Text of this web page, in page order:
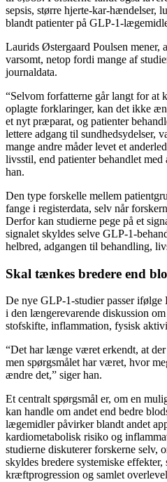
sepsis, større hjerte-kar-hændelser,
blandt patienter på GLP-1-
Laurids Østergaard Poulsen mener,
varsomt, netop fordi mange af
journaldata.
“Selvom forfatterne går langt for at
oplagte forklaringer, kan det ikke
et nyt præparat, og patienter
lettere adgang til sundhedsydelser,
mange andre måder levet et
livsstil, end patienter behandlet
han.
Den type forskelle mellem
fange i registerdata, selv når
Derfor kan studierne pege på et
signalet skyldes selve GLP-1-
helbred, adgangen til behandling,
Skal tænkes bredere end
De nye GLP-1-studier passer
i den længerevarende diskussion
stofskifte, inflammation, fysisk
“Det har længe været erkendt, at
men spørgsmålet har været, hvor
ændre det,” siger han.
Et centralt spørgsmål er, om en
kan handle om andet end bedre
lægemidler påvirker blandt andet
kardiometabolisk risiko og
studierne diskuterer forskerne selv,
skyldes bredere systemiske
kræftprogression og samlet